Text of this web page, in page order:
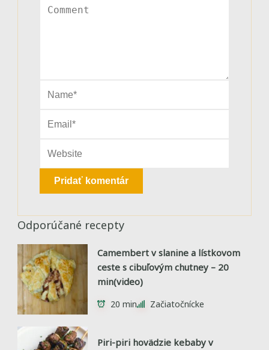
Odporúčané recepty
Camembert v slanine a lístkovom
ceste s cibuľovým chutney – 20
min(video)
20 min Začiatočnícke
Piri-piri hovädzie kebaby v